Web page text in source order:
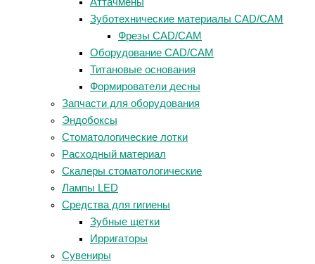
Зуботехнические материалы CAD/CAM
Фрезы CAD/CAM
Оборудование CAD/CAM
Титановые основания
Формирователи десны
Запчасти для оборудования
Эндобоксы
Стоматологические лотки
Расходный материал
Скалеры стоматологические
Лампы LED
Средства для гигиены
Зубные щетки
Ирригаторы
Сувениры